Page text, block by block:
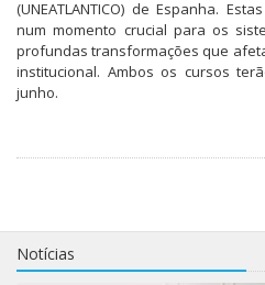
(UNEATLANTICO) de Espanha.
num momento crucial para os
profundas transformações que
institucional. Ambos os cursos
junho.
Notícias